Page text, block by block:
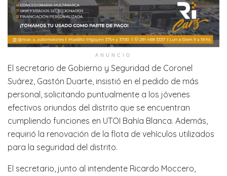
ANUNCIO
El secretario de Gobierno y Seguridad de Coronel
Suárez, Gastón Duarte, insistió en el pedido de más
personal, solicitando puntualmente a los jóvenes
efectivos oriundos del distrito que se encuentran
cumpliendo funciones en UTOI Bahía Blanca. Además,
requirió la renovación de la flota de vehículos utilizados
para la seguridad del distrito.
El secretario, junto al intendente Ricardo Moccero,